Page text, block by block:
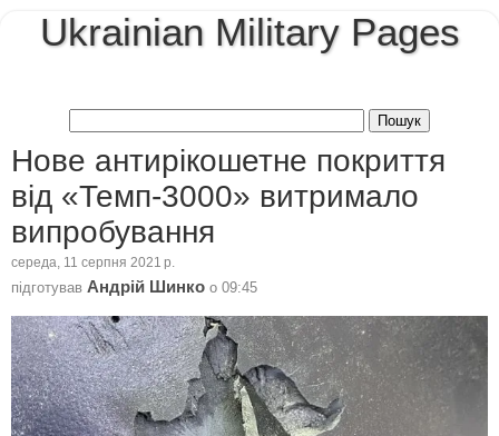
Ukrainian Military Pages
Нове антирікошетне покриття
від «Темп-3000» витримало
випробування
середа, 11 серпня 2021 р.
підготував Андрій Шинко о 09:45